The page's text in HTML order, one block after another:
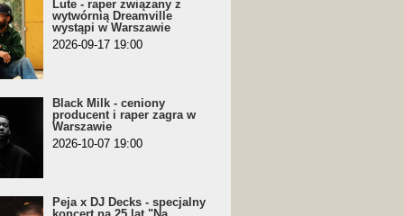
Lute - raper związany z
wytwórnią Dreamville
wystąpi w Warszawie
2026-09-17 19:00
Black Milk - ceniony
producent i raper zagra w
Warszawie
2026-10-07 19:00
Peja x DJ Decks - specjalny